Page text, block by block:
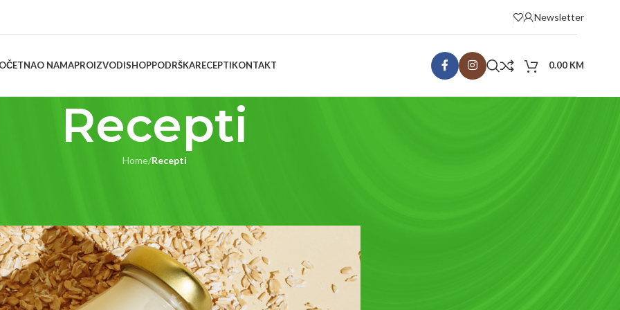
Newsletter
O NAMAPROIZVODISHOPPODRŠKARECEPTIKONTAKT 0.00 KM
Recepti
Home/Recepti